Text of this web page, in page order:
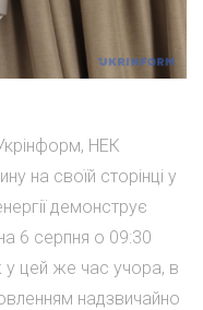
НЕК
на своїй сторінці у
демонструє
6 серпня о 09:30
у цей же час учора, в
надзвичайно